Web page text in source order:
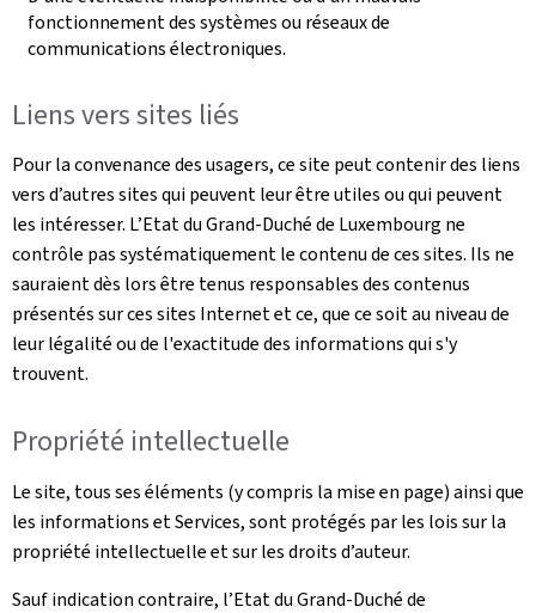
fonctionnement des systèmes ou réseaux de
communications électroniques.
Liens vers sites liés
Pour la convenance des usagers, ce site peut contenir des liens
vers d’autres sites qui peuvent leur être utiles ou qui peuvent
les intéresser. L’Etat du Grand-Duché de Luxembourg ne
contrôle pas systématiquement le contenu de ces sites. Ils ne
sauraient dès lors être tenus responsables des contenus
présentés sur ces sites Internet et ce, que ce soit au niveau de
leur légalité ou de l'exactitude des informations qui s'y
trouvent.
Propriété intellectuelle
Le site, tous ses éléments (y compris la mise en page) ainsi que
les informations et Services, sont protégés par les lois sur la
propriété intellectuelle et sur les droits d’auteur.
Sauf indication contraire, l’Etat du Grand-Duché de